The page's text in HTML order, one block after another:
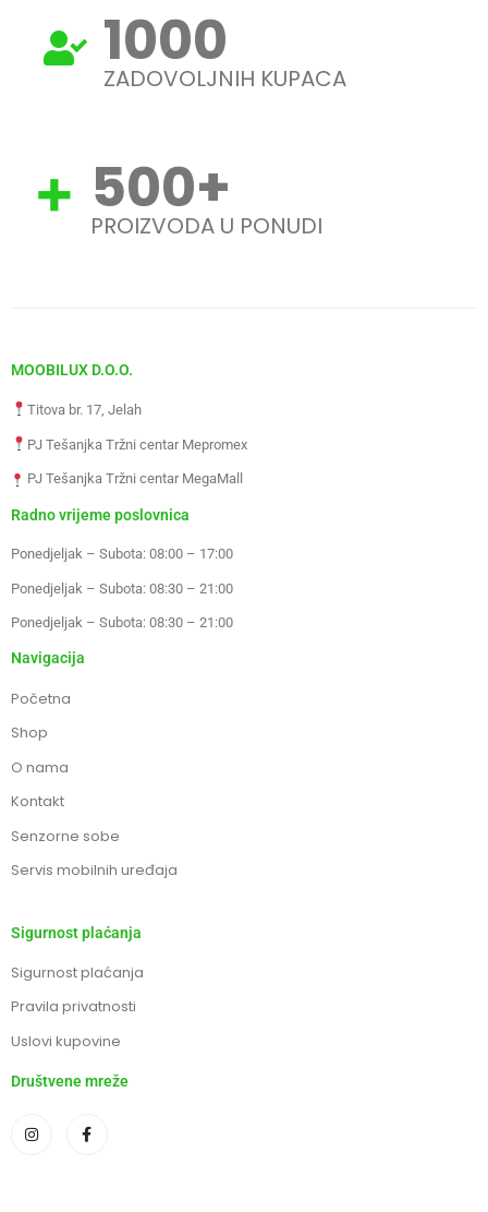
1000
ZADOVOLJNIH KUPACA
500+
PROIZVODA U PONUDI
MOOBILUX D.O.O.
Titova br. 17, Jelah
PJ Tešanjka Tržni centar Mepromex
PJ Tešanjka Tržni centar MegaMall
Radno vrijeme poslovnica
Ponedjeljak – Subota: 08:00 – 17:00
Ponedjeljak – Subota: 08:30 – 21:00
Ponedjeljak – Subota: 08:30 – 21:00
Navigacija
Početna
Shop
O nama
Kontakt
Senzorne sobe
Servis mobilnih uređaja
Sigurnost plaćanja
Sigurnost plaćanja
Pravila privatnosti
Uslovi kupovine
Društvene mreže